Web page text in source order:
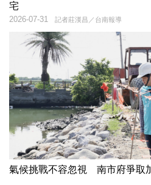
宅
記者莊漢昌／台南報導
2026-07-31
氣候挑戰不容忽視 南市府爭取